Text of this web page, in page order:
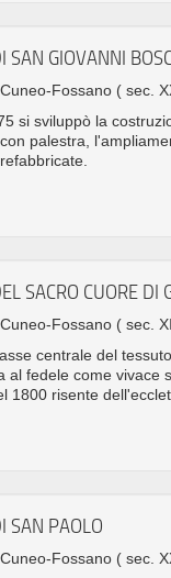
SAN GIOVANNI
Fossano ( sec.
si sviluppò la
palestra,
SACRO CUORE DI
Fossano ( sec.
centrale del
al fedele come vivace
1800 risente
SAN PAOLO
Fossano ( sec.